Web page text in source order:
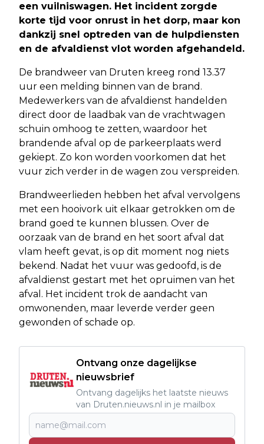
een vuilniswagen. Het incident zorgde
korte tijd voor onrust in het dorp, maar kon
dankzij snel optreden van de hulpdiensten
en de afvaldienst vlot worden afgehandeld.
De brandweer van Druten kreeg rond 13.37
uur een melding binnen van de brand.
Medewerkers van de afvaldienst handelden
direct door de laadbak van de vrachtwagen
schuin omhoog te zetten, waardoor het
brandende afval op de parkeerplaats werd
gekiept. Zo kon worden voorkomen dat het
vuur zich verder in de wagen zou verspreiden.
Brandweerlieden hebben het afval vervolgens
met een hooivork uit elkaar getrokken om de
brand goed te kunnen blussen. Over de
oorzaak van de brand en het soort afval dat
vlam heeft gevat, is op dit moment nog niets
bekend. Nadat het vuur was gedoofd, is de
afvaldienst gestart met het opruimen van het
afval. Het incident trok de aandacht van
omwonenden, maar leverde verder geen
gewonden of schade op.
Ontvang onze dagelijkse
nieuwsbrief
Ontvang dagelijks het laatste nieuws
van Druten.nieuws.nl in je mailbox